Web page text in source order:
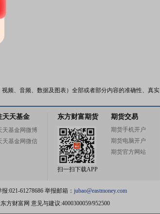
频、音频、数据及图表）全部或者部分内容的准确性、真实
天天基金
天基金网微博
天基金网微信
东方财富期货
扫一扫下载APP
期货交易
期货手机开户
期货电脑开户
期货官方网站
:021-61278686 举报邮箱： jubao@eastmoney.com
方财富网 意见与建议:4000300059/952500